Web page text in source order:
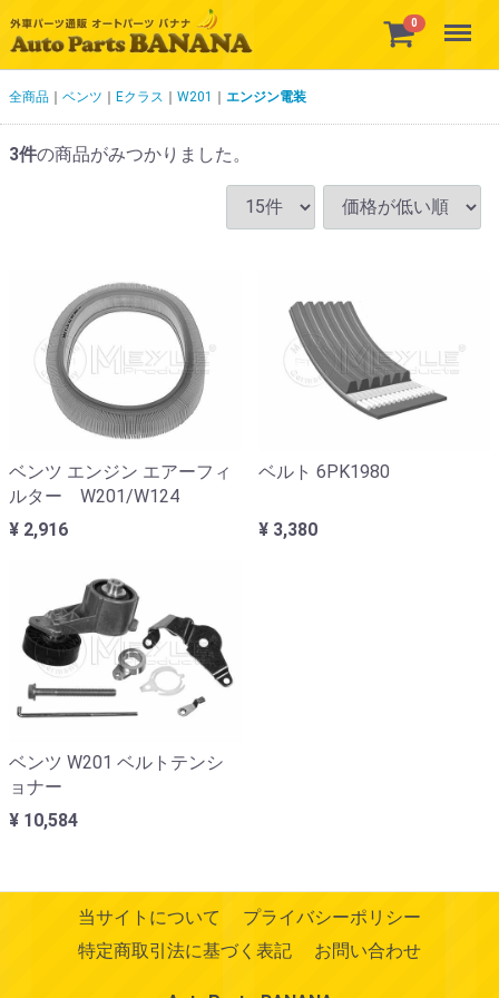
0 Menu
全商品 ベンツ Eクラス W201 エンジン電装
3件の商品がみつかりました。
ベンツ エンジン エアーフィ
ルター W201/W124
¥ 2,916
ベルト 6PK1980
¥ 3,380
ベンツ W201 ベルトテンシ
ョナー
¥ 10,584
当サイトについて
プライバシーポリシー
特定商取引法に基づく表記
お問い合わせ